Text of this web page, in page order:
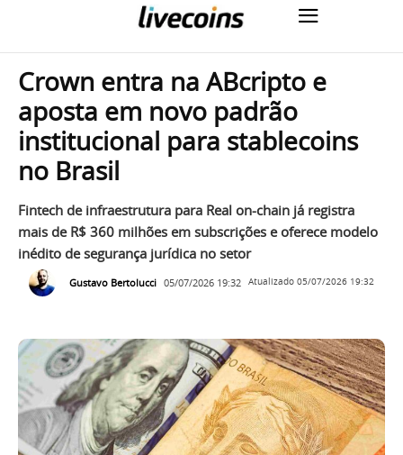
Crown entra na ABcripto e
aposta em novo padrão
institucional para stablecoins
no Brasil
Fintech de infraestrutura para Real on-chain já registra
mais de R$ 360 milhões em subscrições e oferece modelo
inédito de segurança jurídica no setor
Gustavo Bertolucci 05/07/2026 19:32 Atualizado 05/07/2026 19:32